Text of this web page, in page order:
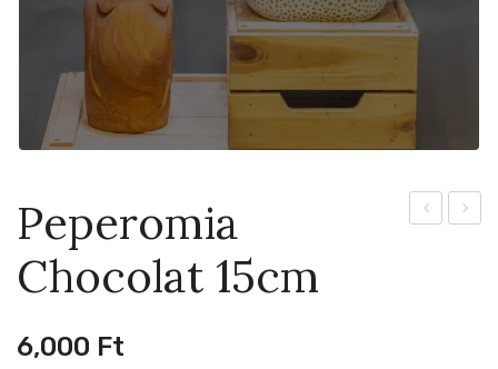
Peperomia
Chocolat 15cm
6,000 Ft